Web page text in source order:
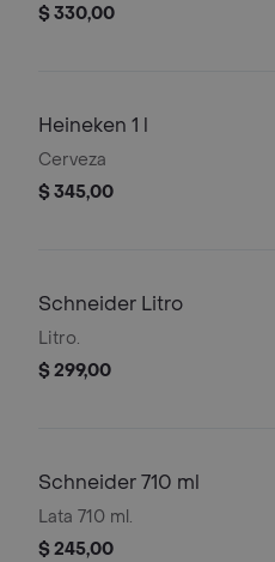
$ 330,00
Heineken 1 l
Cerveza
$ 345,00
Schneider Litro
Litro.
$ 299,00
Schneider 710 ml
Lata 710 ml.
$ 245,00